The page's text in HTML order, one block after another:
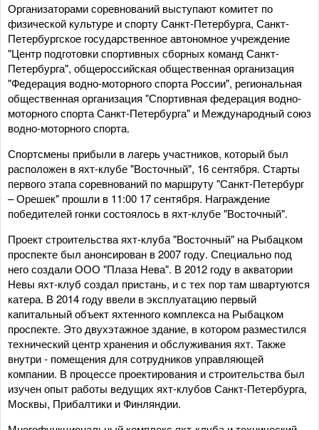
Организаторами соревнований выступают комитет по
физической культуре и спорту Санкт-Петербурга, Санкт-
Петербургское государственное автономное учреждение
"Центр подготовки спортивных сборных команд Санкт-
Петербурга", общероссийская общественная организация
"Федерация водно-моторного спорта России", региональная
общественная организация "Спортивная федерация водно-
моторного спорта Санкт-Петербурга" и Международный союз
водно-моторного спорта.
Спортсмены прибыли в лагерь участников, который был
расположен в яхт-клубе "Восточный", 16 сентября. Старты
первого этапа соревнований по маршруту "Санкт-Петербург
– Орешек" прошли в 11:00 17 сентября. Награждение
победителей гонки состоялось в яхт-клубе "Восточный".
Проект строительства яхт-клуба "Восточный" на Рыбацком
проспекте был анонсирован в 2007 году. Специально под
него создали ООО "Плаза Нева". В 2012 году в акватории
Невы яхт-клуб создал пристань, и с тех пор там швартуются
катера. В 2014 году ввели в эксплуатацию первый
капитальный объект яхтенного комплекса на Рыбацком
проспекте. Это двухэтажное здание, в котором разместился
технический центр хранения и обслуживания яхт. Также
внутри - помещения для сотрудников управляющей
компании. В процессе проектирования и строительства был
изучен опыт работы ведущих яхт-клубов Санкт-Петербурга,
Москвы, Прибалтики и Финляндии.